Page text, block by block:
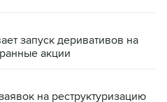
запуск деривативов на
акции
на реструктуризацию